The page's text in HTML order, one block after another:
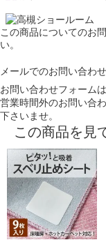
この商品についてのお
い。
メールでのお問い合わせ
お問い合わせフォーム
営業時間外のお問い合
下さいませ。
この商品を見